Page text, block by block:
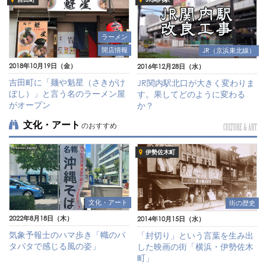
ラーメン
開店情報
2018年10月19日（金）
吉田町に「麺や魁星（さきがけ
ぼし）」と言う名のラーメン屋
がオープン
JR（京浜東北線）
2016年12月28日（水）
JR関内駅北口が大きく変わりま
す。果してどのように変わる
か？
文化・アート のおすすめ CULTURE & ART
文化・アート
2022年8月18日（木）
気象予報士のハマ歩き「幟のパ
タパタで感じる風の姿」
伊勢佐木町
街の歴史
2014年10月15日（水）
「封切り」という言葉を生み出
した映画の街「横浜・伊勢佐木
町」